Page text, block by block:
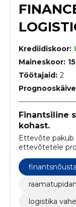
Krediidiskoor:
Maineskoor:
Töötajaid: 2
Finantsiline
kohast.
Ettevõte pakub
ettevõtetele
klientidele
logistika